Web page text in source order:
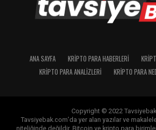
ANA SAYFA KRIPTO PARA HABERLERI
KRIPTO PARA ANALIZLERI
KRIPTO PARA
Copyright © 2022 Tavsiyebak
Tavsiyebak.com’da yer alan yazılar ve
niteliğinde değildir. Bitcoin ve kripto para